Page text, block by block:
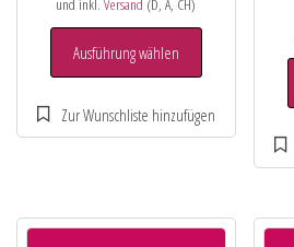
und inkl.Versand (D, A, CH)
Ausführung wählen